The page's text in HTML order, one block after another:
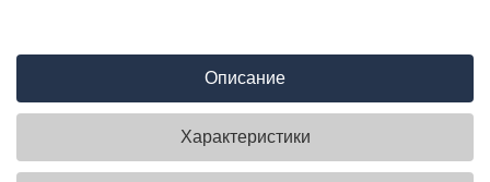
Описание
Характеристики